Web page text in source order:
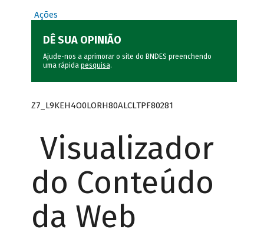
Ações
DÊ SUA OPINIÃO
Ajude-nos a aprimorar o site do BNDES preenchendo
uma rápida pesquisa.
Z7_L9KEH4O0LORH80ALCLTPF80281
Visualizador
do Conteúdo
da Web